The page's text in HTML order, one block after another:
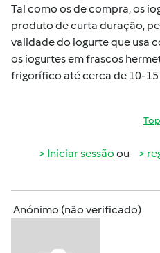
Tal como os de compra, os
produto de curta duração,
validade do iogurte que usa
os iogurtes em frascos
frigorífico até cerca de 10-15
Iniciar sessão ou
Anónimo (não verificado)